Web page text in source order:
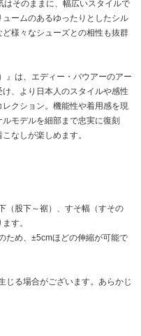
そのままに、幅広いスタイルで
ームのあるゆったりとしたシル
様々なシューズとの相性も抜群
』は、エディー・バウアーのアー
、より日本人のスタイルや感性
クション。機能性や着用感を現
モデルを細部まで忠実に復刻
なしが楽しめます。
（股下～裾）、すそ幅（すその
す。
ため、±5cmほどの伸縮が可能で
じる場合がございます。あらかじ